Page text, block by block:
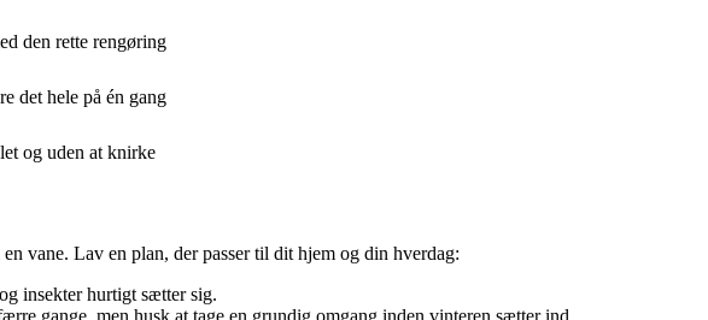
den rette rengøring
det hele på én gang
og uden at knirke
vane. Lav en plan, der passer til dit hjem og din hverdag:
insekter hurtigt sætter sig.